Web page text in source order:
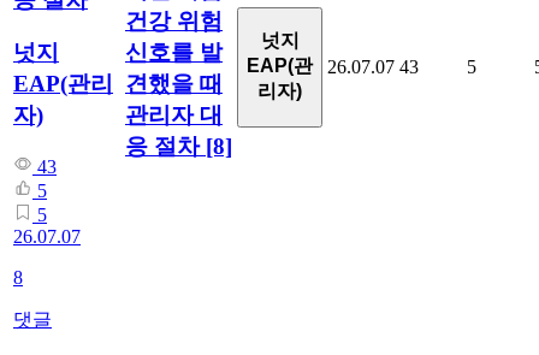
넛지
EAP(관리
자)
43
5
5
26.07.07
8
댓글
건강 위험
신호를 발
견했을 때
관리자 대
응 절차 [8]
넛지
EAP(관
리자)
26.07.07 43 5